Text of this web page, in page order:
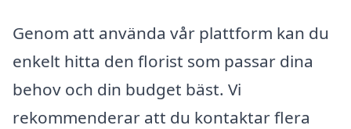
Genom att använda vår plattform kan du
enkelt hitta den florist som passar dina
behov och din budget bäst. Vi
rekommenderar att du kontaktar flera